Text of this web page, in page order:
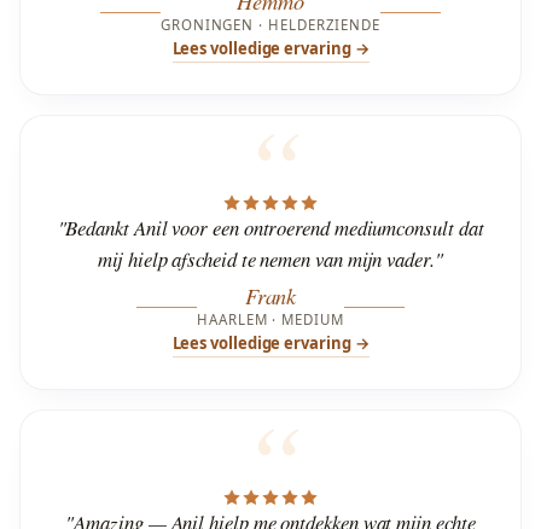
GRONINGEN · HELDERZIENDE
Lees volledige ervaring →
"Bedankt Anil voor een ontroerend mediumconsult dat
mij hielp afscheid te nemen van mijn vader."
Frank
HAARLEM · MEDIUM
Lees volledige ervaring →
"Amazing — Anil hielp me ontdekken wat mijn echte